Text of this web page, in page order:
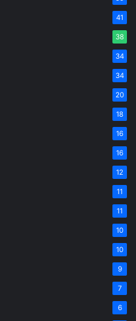
41
38
34
34
20
18
16
16
12
11
11
10
10
9
7
6